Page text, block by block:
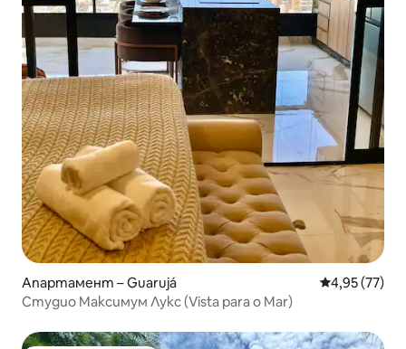
Апартамент – Guarujá Средна
4,95 (77)
Студио Максимум Лукс (Vista para o Mar)